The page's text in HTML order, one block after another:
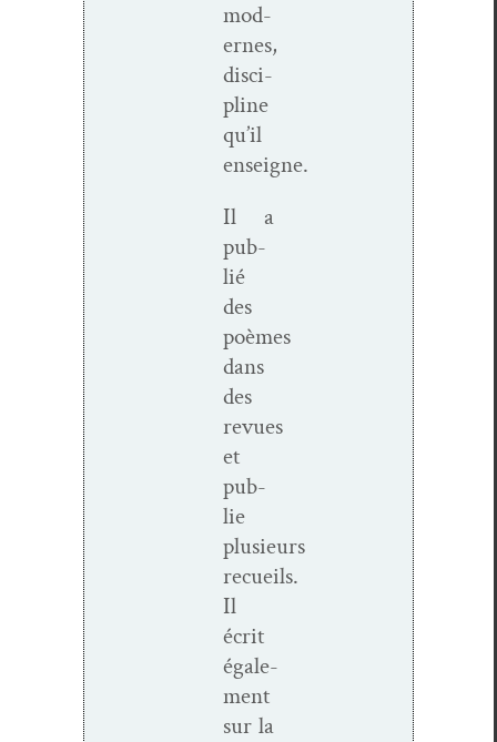
mod­
ernes,
dis­ci­
pline
qu’il
enseigne.
Il a
pub­
lié
des
poèmes
dans
des
revues
et
pub­
lie
plusieurs
recueils.
Il
écrit
égale­
ment
sur la